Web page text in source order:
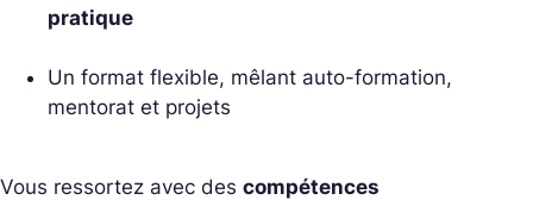
pratique
Un format flexible, mêlant auto-formation,
mentorat et projets
Vous ressortez avec des compétences